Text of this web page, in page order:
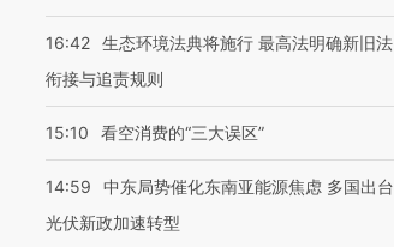
16:42 生态环境法典将施行 最高法明确新旧法
衔接与追责规则
15:10 看空消费的“三大误区”
14:59
中东局势催化东南亚能源焦虑 多国出台
光伏新政加速转型